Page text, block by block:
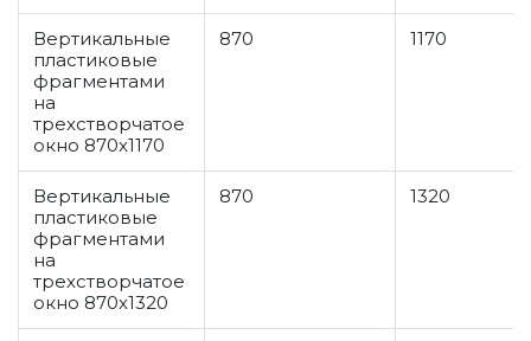
Вертикальные
пластиковые
фрагментами
на
трехстворчатое
окно 870x1170
870 1170
Вертикальные
пластиковые
фрагментами
на
трехстворчатое
окно 870x1320
870 1320